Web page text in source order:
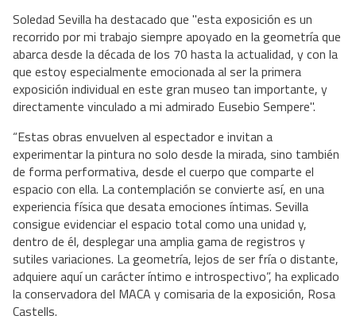
Soledad Sevilla ha destacado que "esta exposición es un
recorrido por mi trabajo siempre apoyado en la geometría que
abarca desde la década de los 70 hasta la actualidad, y con la
que estoy especialmente emocionada al ser la primera
exposición individual en este gran museo tan importante, y
directamente vinculado a mi admirado Eusebio Sempere".
“Estas obras envuelven al espectador e invitan a
experimentar la pintura no solo desde la mirada, sino también
de forma performativa, desde el cuerpo que comparte el
espacio con ella. La contemplación se convierte así, en una
experiencia física que desata emociones íntimas. Sevilla
consigue evidenciar el espacio total como una unidad y,
dentro de él, desplegar una amplia gama de registros y
sutiles variaciones. La geometría, lejos de ser fría o distante,
adquiere aquí un carácter íntimo e introspectivo”, ha explicado
la conservadora del MACA y comisaria de la exposición, Rosa
Castells.